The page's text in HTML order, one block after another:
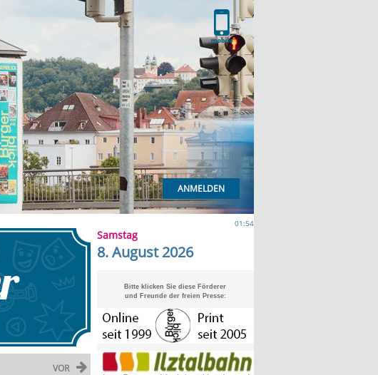
ANMELDEN
VOR
01:54
Samstag
8. August 2026
Bitte klicken Sie diese Förderer
und Freunde der freien Presse: